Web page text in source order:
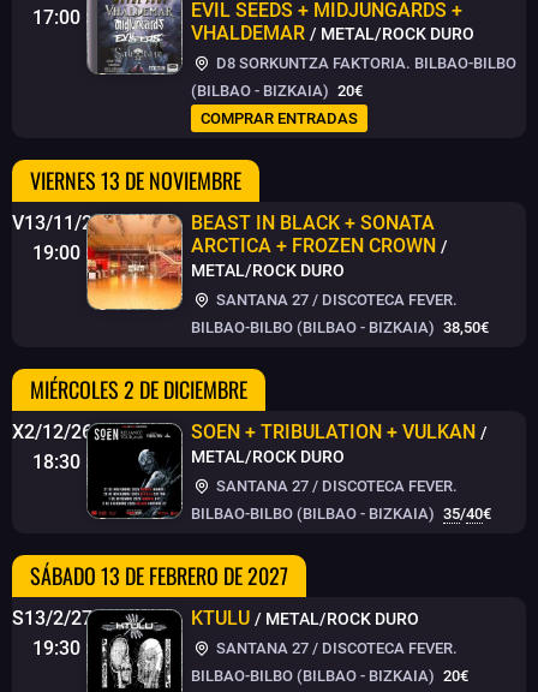
17:00
EVIL SEEDS + MIDJUNGARDS +
VHALDEMAR / METAL/ROCK DURO
D8 SORKUNTZA FAKTORIA. BILBAO-BILBO
(BILBAO - BIZKAIA) 20€
COMPRAR ENTRADAS
VIERNES 13 DE NOVIEMBRE
V13/11/26
19:00
BEAST IN BLACK + SONATA
ARCTICA + FROZEN CROWN /
METAL/ROCK DURO
SANTANA 27 / DISCOTECA FEVER.
BILBAO-BILBO (BILBAO - BIZKAIA) 38,50€
MIÉRCOLES 2 DE DICIEMBRE
X2/12/26
18:30
SOEN + TRIBULATION + VULKAN /
METAL/ROCK DURO
SANTANA 27 / DISCOTECA FEVER.
BILBAO-BILBO (BILBAO - BIZKAIA) 35/40€
SÁBADO 13 DE FEBRERO DE 2027
S13/2/27
19:30
KTULU / METAL/ROCK DURO
SANTANA 27 / DISCOTECA FEVER.
BILBAO-BILBO (BILBAO - BIZKAIA) 20€